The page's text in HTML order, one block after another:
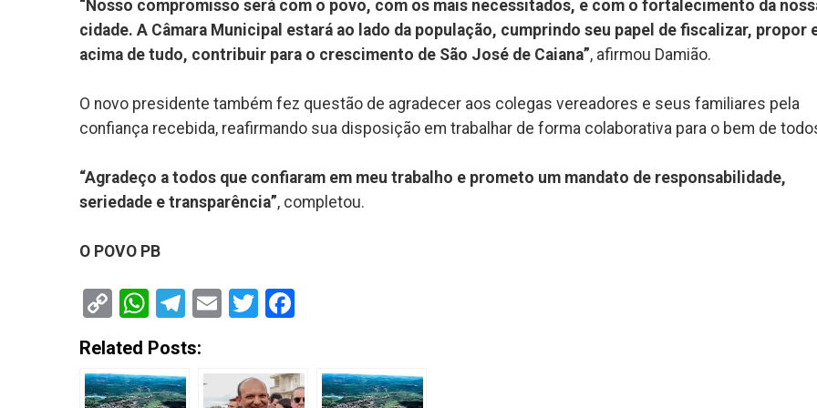
“Nosso compromisso será com o povo, com os mais necessitados, e com o fortalecimento da
cidade. A Câmara Municipal estará ao lado da população, cumprindo seu papel de fiscalizar, propor
acima de tudo, contribuir para o crescimento de São José de Caiana”, afirmou Damião.
O novo presidente também fez questão de agradecer aos colegas vereadores e seus familiares pela
confiança recebida, reafirmando sua disposição em trabalhar de forma colaborativa para o bem de
“Agradeço a todos que confiaram em meu trabalho e prometo um mandato de responsabilidade,
seriedade e transparência”, completou.
O POVO PB
Copy
Link
WhatsApp
Telegram
EmailTwitter
Related Posts: